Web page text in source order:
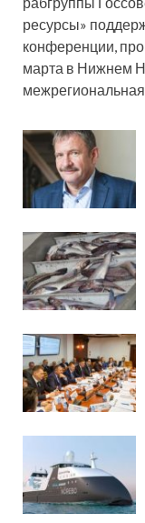
ресурсы»
конференции,
марта в Нижнем
межрегиональная